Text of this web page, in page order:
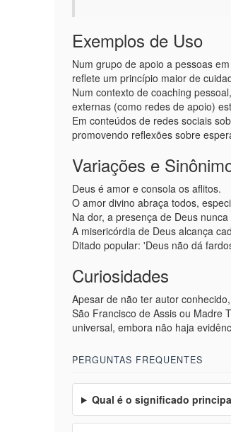
Exemplos de Uso
Num grupo de apoio a pessoas
reflete um princípio maior de
Num contexto de coaching
externas (como redes de apoio)
Em conteúdos de redes sociais
promovendo reflexões sobre
Variações e
Deus é amor e consola os aflitos.
O amor divino abraça todos,
Na dor, a presença de Deus nunca
A misericórdia de Deus alcança
Ditado popular: 'Deus não dá
Curiosidades
Apesar de não ter autor
São Francisco de Assis ou Madre
universal, embora não haja
PERGUNTAS FREQUENTES
Qual é o significado